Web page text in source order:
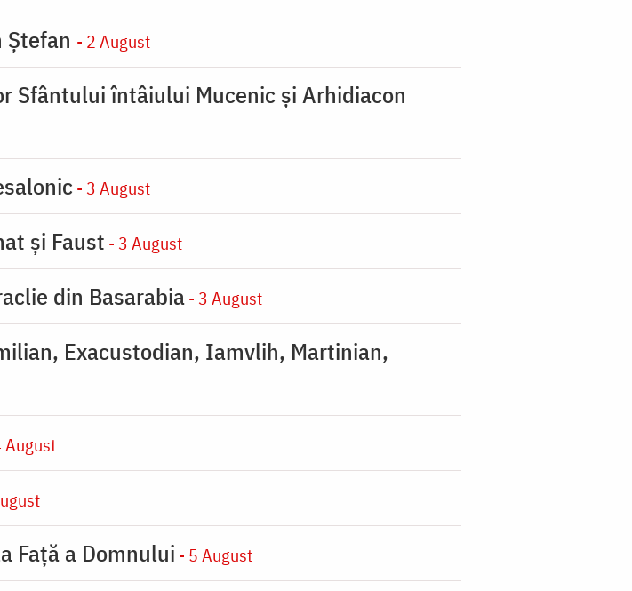
- 2 August
Sfântului întâiului Mucenic şi Arhidiacon
- 3 August
şi Faust - 3 August
din Basarabia- 3 August
Exacustodian, Iamvlih, Martinian,
August
Faţă a Domnului - 5 August